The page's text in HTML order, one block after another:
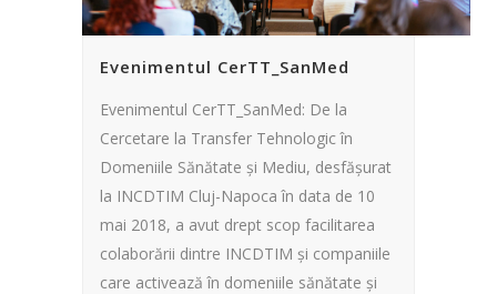
Evenimentul CerTT_SanMed
Evenimentul CerTT_SanMed: De la
Cercetare la Transfer Tehnologic în
Domeniile Sănătate și Mediu, desfășurat
la INCDTIM Cluj-Napoca în data de 10
mai 2018, a avut drept scop facilitarea
colaborării dintre INCDTIM și companiile
care activează în domeniile sănătate și